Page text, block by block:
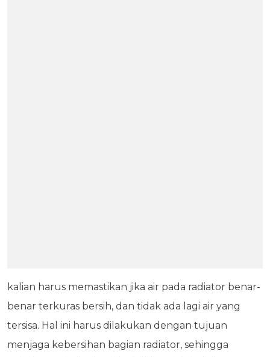
kalian harus memastikan jika air pada radiator benar-
benar terkuras bersih, dan tidak ada lagi air yang
tersisa. Hal ini harus dilakukan dengan tujuan
menjaga kebersihan bagian radiator, sehingga